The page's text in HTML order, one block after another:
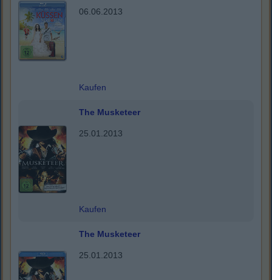
06.06.2013
Kaufen
The Musketeer
25.01.2013
Kaufen
The Musketeer
25.01.2013